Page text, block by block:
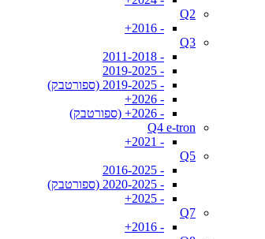
Q2
- 2016+
Q3
- 2011-2018
- 2019-2025
- 2019-2025 (ספורטבק)
- 2026+
- 2026+ (ספורטבק)
Q4 e-tron
- 2021+
Q5
- 2016-2025
- 2020-2025 (ספורטבק)
- 2025+
Q7
- 2016+